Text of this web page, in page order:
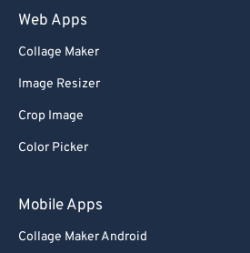
Web Apps
Collage Maker
Image Resizer
Crop Image
Color Picker
Mobile Apps
Collage Maker Android